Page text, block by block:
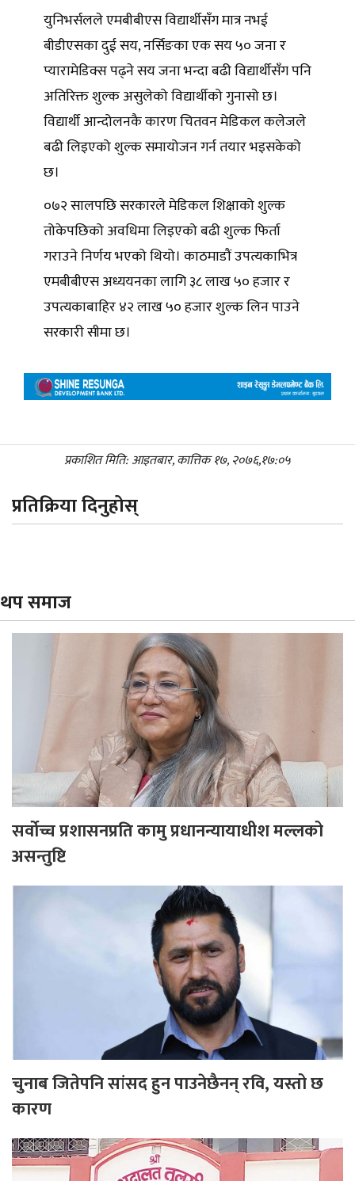
युनिभर्सलले एमबीबीएस विद्यार्थीसँग मात्र नभई
बीडीएसका दुई सय, नर्सिङका एक सय ५० जना र
प्यारामेडिक्स पढ्ने सय जना भन्दा बढी विद्यार्थीसँग पनि
अतिरिक्त शुल्क असुलेको विद्यार्थीको गुनासो छ।
विद्यार्थी आन्दोलनकै कारण चितवन मेडिकल कलेजले
बढी लिइएको शुल्क समायोजन गर्न तयार भइसकेको
छ।
०७२ सालपछि सरकारले मेडिकल शिक्षाको शुल्क
तोकेपछिको अवधिमा लिइएको बढी शुल्क फिर्ता
गराउने निर्णय भएको थियो। काठमाडौं उपत्यकाभित्र
एमबीबीएस अध्ययनका लागि ३८ लाख ५० हजार र
उपत्यकाबाहिर ४२ लाख ५० हजार शुल्क लिन पाउने
सरकारी सीमा छ।
प्रकाशित मिति: आइतबार, कात्तिक १७, २०७६,१७:०५
प्रतिक्रिया दिनुहोस्
थप समाज
सर्वोच्च प्रशासनप्रति कामु प्रधानन्यायाधीश मल्लको
असन्तुष्टि
चुनाब जितेपनि सांसद हुन पाउनेछैनन् रवि, यस्तो छ
कारण